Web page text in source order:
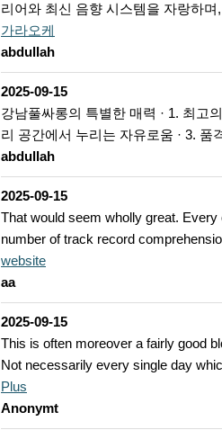
리어와 최신 음향 시스템을 자랑하
가라오케
abdullah
2025-09-15
강남풀싸롱의 특별한 매력 · 1. 최고
리 공간에서 누리는 자유로움 · 3. 품
abdullah
2025-09-15
That would seem wholly great.
number of track record
website
aa
2025-09-15
This is often moreover a fairly good
Not necessarily every single day
Plus
Anonymt